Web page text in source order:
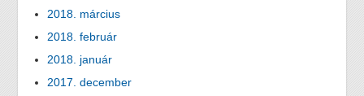
2018. március
2018. február
2018. január
2017. december